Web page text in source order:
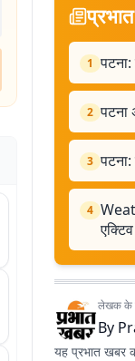
1
2 पटना
3
4
लेखक के
By
यह प्रभात खबर